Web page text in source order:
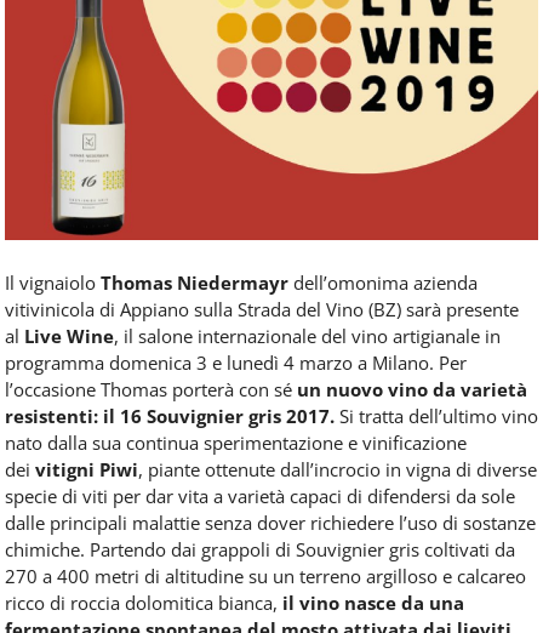
Service
tutte
novità
comparto
Horeca.
Il vignaiolo Thomas Niedermayr dell’omonima azienda
vitivinicola di Appiano sulla Strada del Vino (BZ) sarà presente
al Live Wine, il salone internazionale del vino artigianale in
programma domenica 3 e lunedì 4 marzo a Milano. Per
l’occasione Thomas porterà con sé un nuovo vino da varietà
resistenti: il 16 Souvignier gris 2017. Si tratta dell’ultimo vino
nato dalla sua continua sperimentazione e vinificazione
dei vitigni Piwi, piante ottenute dall’incrocio in vigna di diverse
specie di viti per dar vita a varietà capaci di difendersi da sole
dalle principali malattie senza dover richiedere l’uso di sostanze
chimiche. Partendo dai grappoli di Souvignier gris coltivati da
270 a 400 metri di altitudine su un terreno argilloso e calcareo
ricco di roccia dolomitica bianca, il vino nasce da una